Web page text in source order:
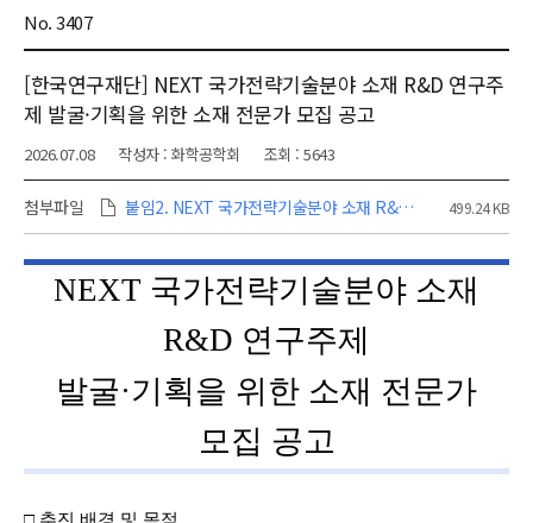
No. 3407
[한국연구재단] NEXT 국가전략기술분야 소재 R&D 연구주
제 발굴·기획을 위한 소재 전문가 모집 공고
2026.07.08 작성자 : 화학공학회 조회 : 5643
첨부파일 붙임2. NEXT 국가전략기술분야 소재 R&D 연구주제 발굴기획을 위한 소재 전문가 모집 공고.hwp 499.24 KB